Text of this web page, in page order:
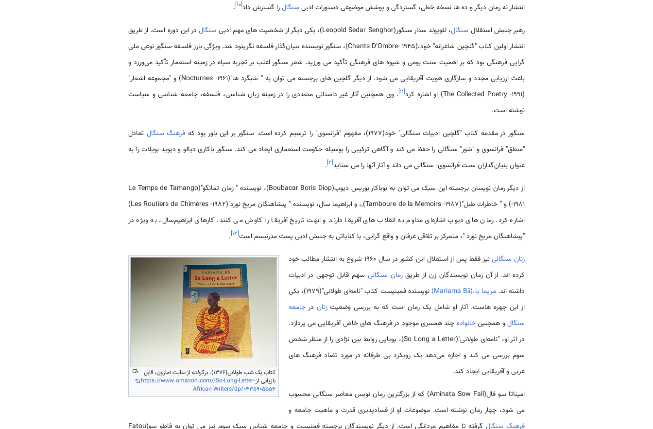
انتشار نه رمان دیگر و ده ها نسخه خطی، گستردگی و پوشش موضوعی دستورات ادبی سنگالرا گسترش داد[۱۰]
.
رهبر جنبش استقلال سنگال، لئوپولد سدار سنگور(Leopold Sedar Senghor)، یکی دیگر از شخصیت های مهم ادبی سنگالدر این دوره است. از طریق
انتشار اولین کتاب "گلچین شاعرانه" خود،(Chants D’Ombre- 1945)، سنگور نویسنده بنیان‌گذار فلسفه نگریتود شد. ویژگی بارز فلسفه سنگور نوعی ملی
گرایی فرهنگی بود که بر اهمیت سنت بومی و شیوه های فرهنگی تأکید می ورزید. شعر سنگور اغلب بر تجربه سیاه در زمینه استعمار تأکید می‌ورزد و
باعث ارزیابی مجدد و سازگاری هویت آفریقایی می شود. از دیگر گلچین های برجسته می توان به " شبگرد ها"(Nocturnes -1961) و "مجموعه اشعار"
(The Collected Poetry -1991) او اشاره کرد
[۱۱]. وی همچنین آثار غیر داستانی متعددی را در زمینه زبان شناسی، فلسفه، جامعه شناسی و سیاست
نوشته است.
سنگور در مقدمه کتاب "گلچین ادبیات سنگالی" خود(1977)، مفهوم "فرانسوی" را ترسیم کرده است. سنگور بر این باور بود که فرهنگ سنگال تعادل
"منطق" فرانسوی و "شور" سنگالی را حفظ می کند و آگاهی ترکیبی را بوسیله حکومت استعماری ایجاد می کند. سنگور باکاری دیالو و دیوید بویلات را به
عنوان بنیان‌گذاران سنت فرانسوی- سنگالی می داند و آثار آنها را می ستاید[۲]
.
از دیگر رمان نویسان برجسته این سبک می توان به بوباکار بوریس دیوپ(Boubacar Boris Diop)، نویسنده " زمان تمانگو"(Le Temps de Tamango
-1981) و " خاطرات طبل"(Tamboure de la Memoirs -1987),، و ابراهیما سال، نویسنده " پیشاهنگان مریخ نورد"(Les Routiers de Chimères -1982)
اشاره کرد. رمان های دیوپ اشاره‌ای مداوم به انقلاب های آفریقا دارند و ابهت تاریخ آفریقا را کاوش می کنند. کارهای ابراهیم‌سال، به ویژه در
"پیشاهنگان مریخ نورد "، متمرکز بر تلاقی عرفان و واقع گرایی، با کنایاتی به جنبش ادبی پست مدرنیسم است[۱۲]
.
کتاب یک شب طولانی(1376). برگرفته از سایت آمازون، قابل
بازیابی ازhttps://www.amazon.com//So-Long-Letter-
African-Writers/dp/0435905554
زنان سنگالی
نیز فقط پس از استقلال این کشور در سال 1960 شروع به انتشار مطالب خود
کرده اند. از آن زمان نویسندگان زن از طریقرمان سنگالی سهم قابل توجهی در ادبیات
داشته اند.مریما با،(Mariama Bâ)
نویسنده فمینیست کتاب "نامه‌ای طولانی"(1979)، یکی
از این چهره هاست. آثار او شامل یک رمان است که به بررسی وضعیتزنان درجامعه
سنگالو همچنینخانواده چند همسری موجود در فرهنگ های خاص آفریقایی می پردازد.
در اثر او، "نامه‌ای طولانی"(So Long a Letter)، پویایی روابط بین نژادی را از منظر شخص
سوم بررسی می کند و اجازه می‌دهد یک رویکرد بی طرفانه در مورد تضاد فرهنگ های
غربی و آفریقایی ایجاد کند.
امیناتا سو فال(Aminata Sow Fall) که از بزرگترین رمان نویس معاصر سنگالی محسوب
می شود، چهار رمان نوشته است. موضوعات او از فسادپذیری قدرت و ماهیت جامعه و
فرهنگ سنگال
گرفته تا مفاهیم مردانگی است. از دیگر نویسندگان برجسته فمنیست و جامعه شناس سبک سوم نیز می توان به فاطو سو(Fatou